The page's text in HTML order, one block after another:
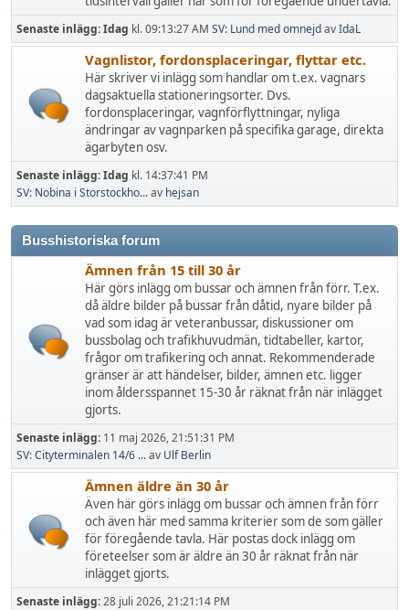
Senaste inlägg:Idag kl. 09:13:27 AM SV: Lund med omnejdavIdaL
Vagnlistor, fordonsplaceringar, flyttar etc.
Här skriver vi inlägg som handlar om t.ex. vagnars
dagsaktuella stationeringsorter. Dvs.
fordonsplaceringar, vagnförflyttningar, nyliga
ändringar av vagnparken på specifika garage, direkta
ägarbyten osv.
Senaste inlägg:Idag kl. 14:37:41 PM
SV: Nobina i Storstockho...av hejsan
Busshistoriska forum
Ämnen från 15 till 30 år
Här görs inlägg om bussar och ämnen från förr. T.ex.
då äldre bilder på bussar från dåtid, nyare bilder på
vad som idag är veteranbussar, diskussioner om
bussbolag och trafikhuvudmän, tidtabeller, kartor,
frågor om trafikering och annat. Rekommenderade
gränser är att händelser, bilder, ämnen etc. ligger
inom åldersspannet 15-30 år räknat från när inlägget
gjorts.
Senaste inlägg: 11 maj 2026, 21:51:31 PM
SV: Cityterminalen 14/6 ...av Ulf Berlin
Ämnen äldre än 30 år
Även här görs inlägg om bussar och ämnen från förr
och även här med samma kriterier som de som gäller
för föregående tavla. Här postas dock inlägg om
företeelser som är äldre än 30 år räknat från när
inlägget gjorts.
Senaste inlägg:28 juli 2026, 21:21:14 PM